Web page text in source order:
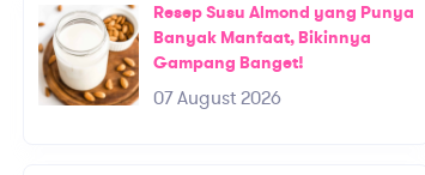
Resep Susu Almond yang Punya
Banyak Manfaat, Bikinnya
Gampang Banget!
07 August 2026